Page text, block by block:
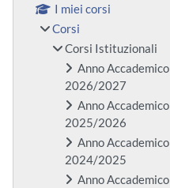
I miei corsi
Corsi
Corsi Istituzionali
Anno Accademico
2026/2027
Anno Accademico
2025/2026
Anno Accademico
2024/2025
Anno Accademico